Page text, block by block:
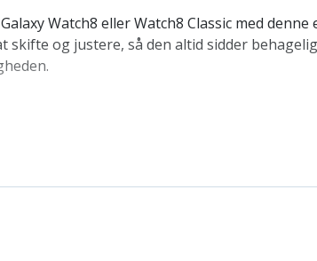
Watch8 eller Watch8 Classic med denne
skifte og justere, så den altid sidder
40mm